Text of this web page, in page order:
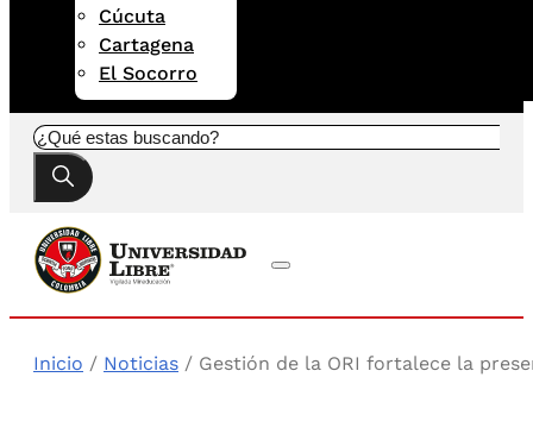
Cúcuta
Cartagena
El Socorro
Buscar
Inicio / Noticias / Gestión de la ORI fortalece la